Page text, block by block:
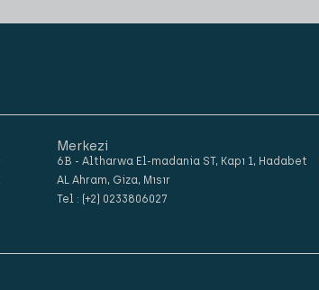
Merkezi
6B - Altharwa El-madania ST, Kapı 1, Hadabet
AL Ahram, Giza, Mısır
Tel : (+2) 0233806027